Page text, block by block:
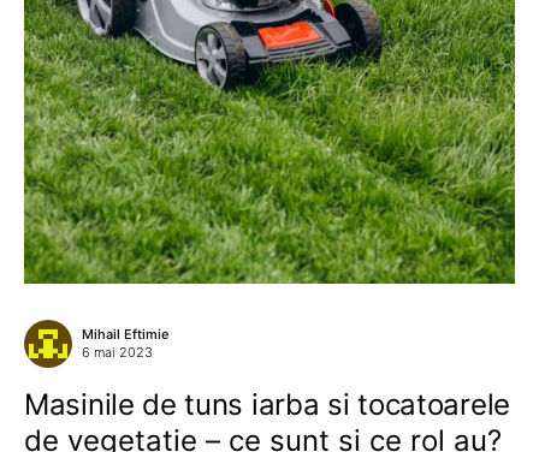
Mihail Eftimie
6 mai 2023
Masinile de tuns iarba si tocatoarele
de vegetatie – ce sunt si ce rol au?